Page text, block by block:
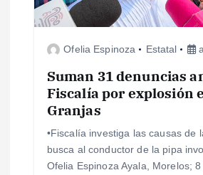
Ofelia Espinoza Estatal
Suman 31 denuncias
Fiscalía por explosión
Granjas
•Fiscalía investiga las causas de
busca al conductor de la pipa
Ofelia Espinoza Ayala, Morelos;